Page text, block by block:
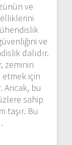
ve
ve
dalıdır.
zeminin
etmek için
Ancak, bu
sahip
taşır. Bu